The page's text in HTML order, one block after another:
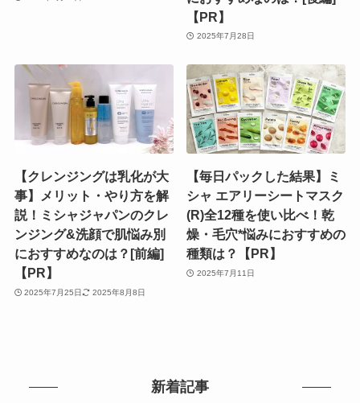
【PR】
2025年7月28日
【クレンジングは乳化が大
事】メリット・やり方を解
説！ミシャジャパンのクレ
ンジング&洗顔で肌悩み別
におすすめなのは？[前編]
【PR】
2025年7月25日 2025年8月8日
【毎日パックした結果】ミ
シャ エアリーシートマスク
(R)全12種を使い比べ！乾
燥・毛穴*悩みにおすすめの
種類は？【PR】
2025年7月11日
新着記事